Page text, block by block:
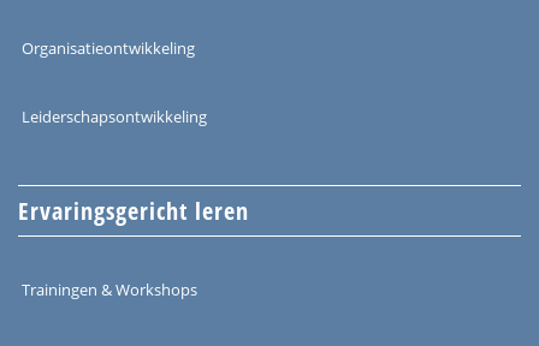
Organisatieontwikkeling
Leiderschapsontwikkeling
Ervaringsgericht leren
Trainingen & Workshops